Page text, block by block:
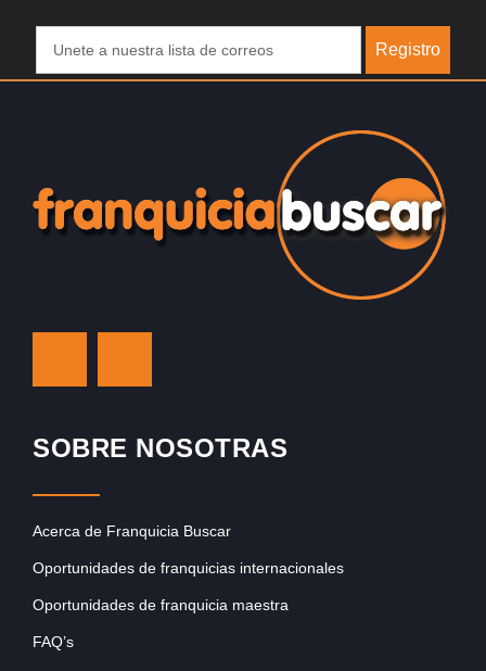
Registro
SOBRE NOSOTRAS
Acerca de Franquicia Buscar
Oportunidades de franquicias internacionales
Oportunidades de franquicia maestra
FAQ’s